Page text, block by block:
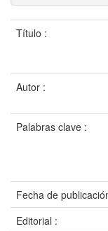
Título :
Autor :
Palabras clave :
Fecha de
Editorial :